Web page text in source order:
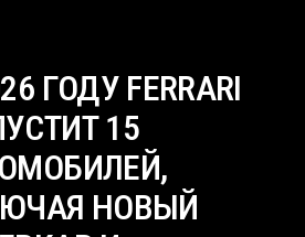
ГОДУ FERRARI
15
НОВЫЙ